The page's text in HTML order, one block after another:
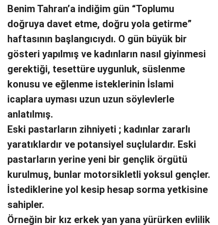
Benim Tahran’a indiğim gün “Toplumu
doğruya davet etme, doğru yola getirme”
haftasının başlangıcıydı. O gün büyük bir
gösteri yapılmış ve kadınların nasıl giyinmesi
gerektiği, tesettüre uygunluk, süslenme
konusu ve eğlenme isteklerinin İslami
icaplara uyması uzun uzun söylevlerle
anlatılmış.
Eski pastarların zihniyeti ; kadınlar zararlı
yaratıklardır ve potansiyel suçlulardır. Eski
pastarların yerine yeni bir gençlik örgütü
kurulmuş, bunlar motorsikletli yoksul gençler.
İstediklerine yol kesip hesap sorma yetkisine
sahipler.
Örneğin bir kız erkek yan yana yürürken evlilik